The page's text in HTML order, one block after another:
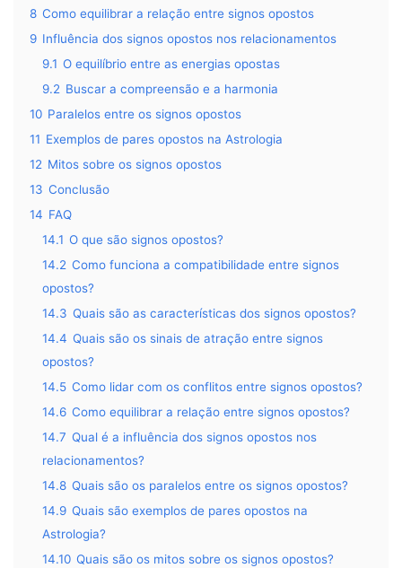
8 Como equilibrar a relação entre signos opostos
9 Influência dos signos opostos nos relacionamentos
9.1 O equilíbrio entre as energias opostas
9.2 Buscar a compreensão e a harmonia
10 Paralelos entre os signos opostos
11 Exemplos de pares opostos na Astrologia
12 Mitos sobre os signos opostos
13 Conclusão
14 FAQ
14.1 O que são signos opostos?
14.2 Como funciona a compatibilidade entre signos
opostos?
14.3 Quais são as características dos signos opostos?
14.4 Quais são os sinais de atração entre signos
opostos?
14.5 Como lidar com os conflitos entre signos opostos?
14.6 Como equilibrar a relação entre signos opostos?
14.7 Qual é a influência dos signos opostos nos
relacionamentos?
14.8 Quais são os paralelos entre os signos opostos?
14.9 Quais são exemplos de pares opostos na
Astrologia?
14.10 Quais são os mitos sobre os signos opostos?